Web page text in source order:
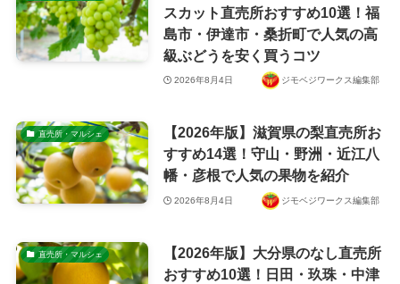
スカット直売所おすすめ10選！福
島市・伊達市・桑折町で人気の高
級ぶどうを安く買うコツ
2026年8月4日 ジモベジワークス編集部
直売所・マルシェ
【2026年版】滋賀県の梨直売所お
すすめ14選！守山・野洲・近江八
幡・彦根で人気の果物を紹介
2026年8月4日 ジモベジワークス編集部
直売所・マルシェ
【2026年版】大分県のなし直売所
おすすめ10選！日田・玖珠・中津